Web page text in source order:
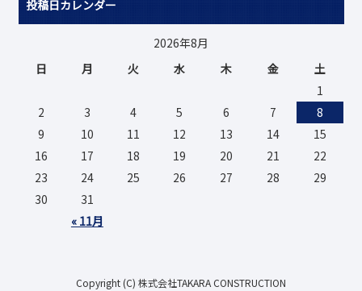
投稿日カレンダー
2026年8月
日
月 火 水 木 金 土
« 11月
1
2
3 4 5 6 7
8
9
10 11 12 13 14
15
16
17 18 19 20 21
22
23
24 25 26 27 28
29
30
31
Copyright (C) 株式会社TAKARA CONSTRUCTION